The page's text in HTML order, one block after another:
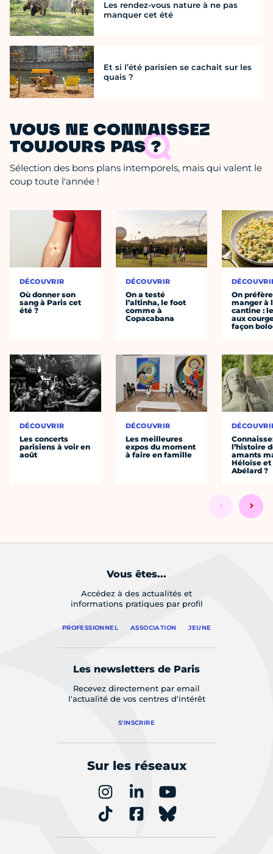
Les rendez-vous nature à ne pas
manquer cet été
Et si l’été parisien se cachait sur les
quais ?
VOUS NE CONNAISSEZ
TOUJOURS PAS ?
Sélection des bons plans intemporels, mais qui valent le
coup toute l'année !
DÉCOUVRIR
Où donner son
sang à Paris cet
été ?
DÉCOUVRIR
Les concerts
parisiens à voir en
août
DÉCOUVRIR
On a testé
l’altinha, le foot
comme à
Copacabana
DÉCOUVRIR
Les meilleures
expos du moment
à faire en famille
On préfère
manger à
cantine :
aux
façon
l’histoire
amants
Héloïse et
Abélard ?
Vous êtes...
Accédez à des actualités et
informations pratiques par profil
PROFESSIONNEL ASSOCIATION JEUNE
Les newsletters de Paris
Recevez directement par email
l'actualité de vos centres d'intérêt
S'INSCRIRE
Sur les réseaux